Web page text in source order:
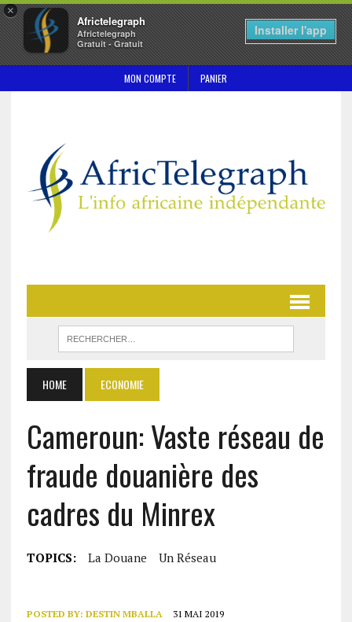
×
Africtelegraph
Africtelegraph
Gratuit - Gratuit
Installer l'app
MON COMPTE PANIER
HOME ECONOMIE
Cameroun: Vaste réseau de
fraude douanière des
cadres du Minrex
TOPICS: La Douane Un Réseau
POSTED BY: DESTIN MBALLA 31 MAI 2019